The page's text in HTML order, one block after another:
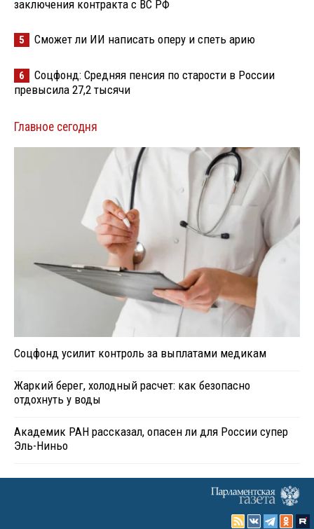
заключения контракта с ВС РФ
5 Сможет ли ИИ написать оперу и спеть арию
6
Соцфонд: Средняя пенсия по старости в России
превысила 27,2 тысячи
Главное сегодня
Соцфонд усилит контроль за выплатами медикам
Жаркий берег, холодный расчет: как безопасно
отдохнуть у воды
Академик РАН рассказал, опасен ли для России супер
Эль-Ниньо